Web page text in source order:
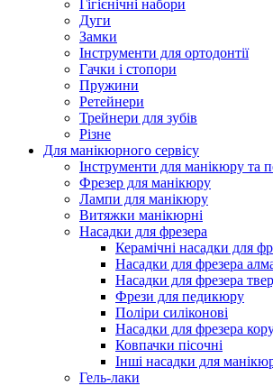
Гігієнічні набори
Дуги
Замки
Інструменти для ортодонтії
Гачки і стопори
Пружини
Ретейнери
Трейнери для зубів
Різне
Для манікюрного сервісу
Інструменти для манікюру та
Фрезер для манікюру
Лампи для манікюру
Витяжки манікюрні
Насадки для фрезера
Керамічні насадки для
Насадки для фрезера
Насадки для фрезера
Фрези для педикюру
Поліри силіконові
Насадки для фрезера
Ковпачки пісочні
Інші насадки для
Гель-лаки